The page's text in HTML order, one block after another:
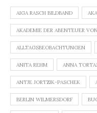
AIGA RASCH BILDBAND
AKADEMIE DER ABENTEUER
ALLTAGSBEOBACHTUNGEN
ANITA REHM ANNA
ANTJE JORTZIK-PASCHEK
BERLIN WILMERSDORF